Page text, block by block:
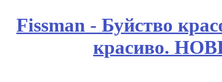
Fissmаn - Буйство
красиво.